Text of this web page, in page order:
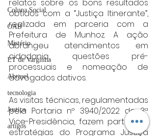
Coluna Social
OAB
Mistério
ET de Varginha
Abrasel
tecnologia
Justiça
artigos
relatos sobre os bons resultados
obtidos com a “Justiça Itinerante”,
realizada em parceria com a
Prefeitura de Munhoz. A ação
abrangeu atendimentos em
cidadania, questões pré-
processuais e nomeação de
advogados dativos.
As visitas técnicas, regulamentadas
pela Portaria nº 3940/2022 da 3ª
Vice-Presidência, fazem parte das
estratégias do Programa Justiça